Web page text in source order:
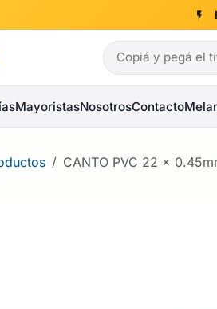
MayoristasNosotrosContacto
CANTO PVC 22 x